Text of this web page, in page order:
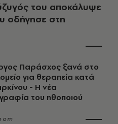
του αποκάλυψε
οδήγησε στη
Παράσχος ξανά στο
για θεραπεία κατά
- Η νέα
του ηθοποιού